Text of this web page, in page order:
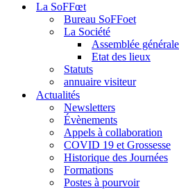
La SoFFœt
Bureau SoFFoet
La Société
Assemblée
Etat des lieux
Statuts
annuaire visiteur
Actualités
Newsletters
Évènements
Appels à collaboration
COVID 19 et Grossesse
Historique des Journées
Formations
Postes à pourvoir